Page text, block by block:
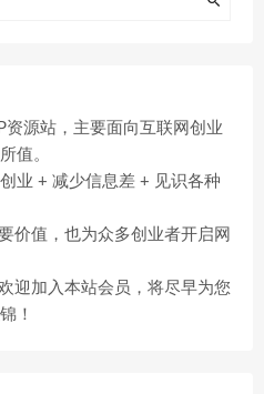
源站，主要面向互联网创业
值。
业 + 减少信息差 + 见识各种
价值，也为众多创业者开启网
迎加入本站会员，将尽早为您
！